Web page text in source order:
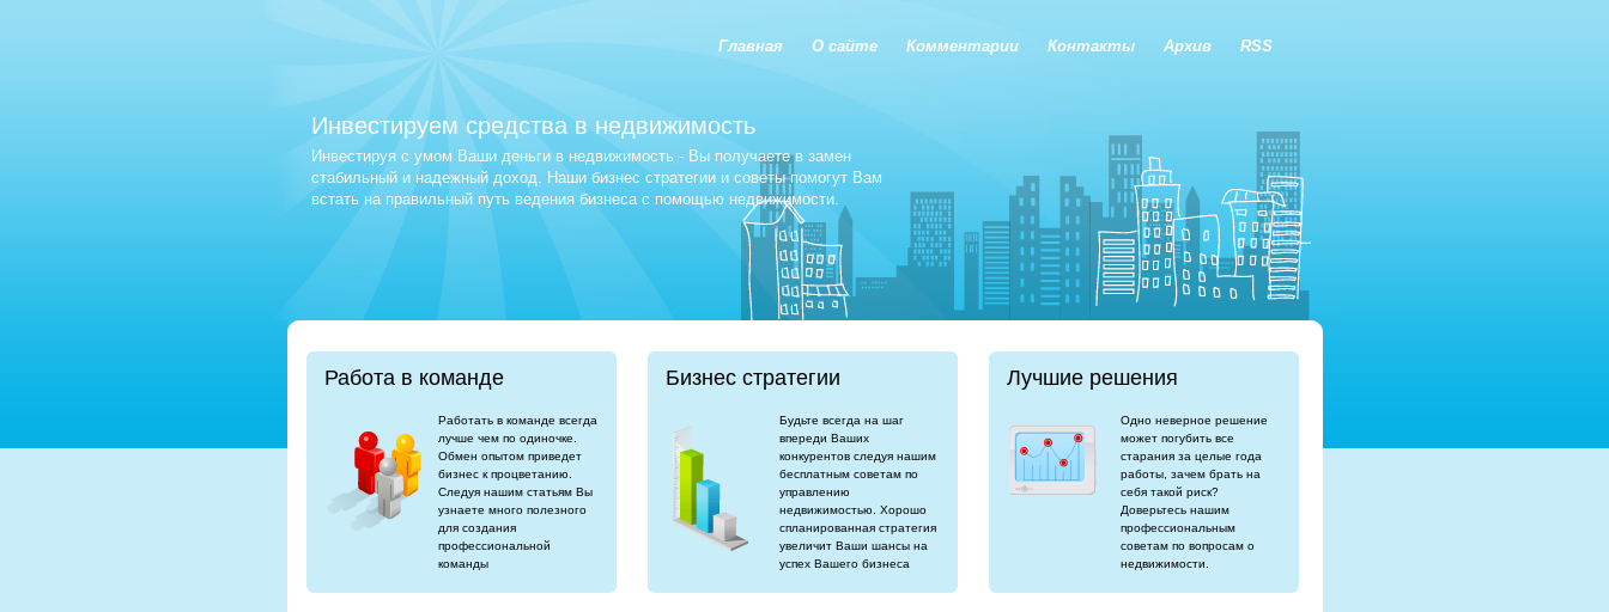
Главная О сайте Комментарии Контакты Архив RSS
Инвестируем средства в недвижимость
Инвестируя с умом Ваши деньги в недвижимость - Вы получаете в замен
стабильный и надежный доход. Наши бизнес стратегии и советы помогут Вам
встать на правильный путь ведения бизнеса с помощью недвижимости.
Работа в команде
Работать в команде всегда
лучше чем по одиночке.
Обмен опытом приведет
бизнес к процветанию.
Следуя нашим статьям Вы
узнаете много полезного
для создания
профессиональной
команды
Бизнес стратегии
Будьте всегда на шаг
впереди Ваших
конкурентов следуя нашим
бесплатным советам по
управлению
недвижимостью. Хорошо
спланированная стратегия
увеличит Ваши шансы на
успех Вашего бизнеса
Лучшие решения
Одно неверное решение
может погубить все
старания за целые года
работы, зачем брать на
себя такой риск?
Доверьтесь нашим
профессиональным
советам по вопросам о
недвижимости.